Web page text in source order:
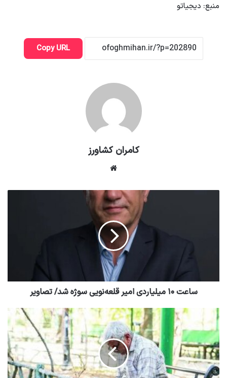
منبع: دیجیاتو
Copy URL
کامران کشاورز
ساعت ۱۰ میلیاردی امیر قلعه‌نویی سوژه شد/ تصاویر